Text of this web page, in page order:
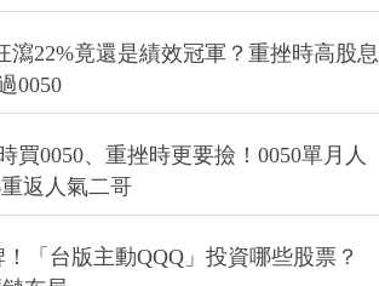
瀉22%竟還是績效冠軍？重挫時高股息
0050
買0050、重挫時更要撿！0050單月人
返人氣二哥
「台版主動QQQ」投資哪些股票？